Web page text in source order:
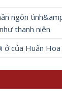
ngôn
thanh niên
ở của Huấn